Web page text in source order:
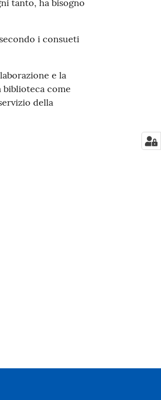
tanto, ha bisogno
secondo i consueti
e la
biblioteca come
della